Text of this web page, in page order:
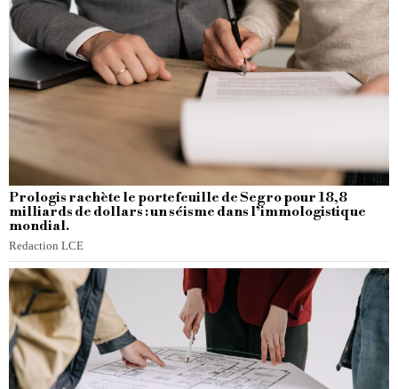
Prologis rachète le portefeuille de Segro pour 18,8
milliards de dollars : un séisme dans l’immologistique
mondial.
Redaction LCE